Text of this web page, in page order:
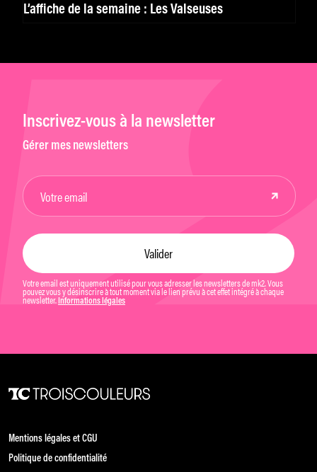
L’affiche de la semaine : Les Valseuses
Inscrivez-vous à la newsletter
Gérer mes newsletters
Votre email est uniquement utilisé pour vous adresser les newsletters de mk2. Vous
pouvez vous y désinscrire à tout moment via le lien prévu à cet effet intégré à chaque
newsletter. Informations légales
Mentions légales et CGU
Politique de confidentialité